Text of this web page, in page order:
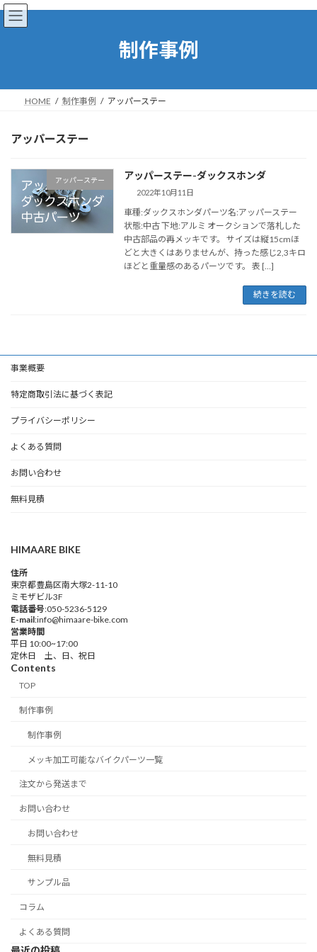
コ
ン
ス
ナ
ビ
ン
制作事例
HOME 制作事例 アッパーステー
アッパーステー
アッパーステー アッパーステー-ダックスホンダ
2022年10月11日
車種:ダックスホンダパーツ名:アッパーステー
状態:中古 下地:アルミ オークションで落札した
中古部品の再メッキです。 サイズは縦15cmほ
どと大きくはありませんが、持った感じ2,3キロ
ほどと重量感のあるパーツです。 表 […]
続きを読む
事業概要
特定商取引法に基づく表記
プライバシーポリシー
よくある質問
お問い合わせ
無料見積
HIMAARE BIKE
住所
東京都豊島区南大塚2-11-10
ミモザビル3F
電話番号:050-5236-5129
E-mail:info@himaare-bike.com
営業時間
平日 10:00~17:00
定休日 土、日、祝日
Contents
TOP
制作事例
制作事例
メッキ加工可能なバイクパーツ一覧
注文から発送まで
お問い合わせ
お問い合わせ
無料見積
サンプル品
コラム
よくある質問